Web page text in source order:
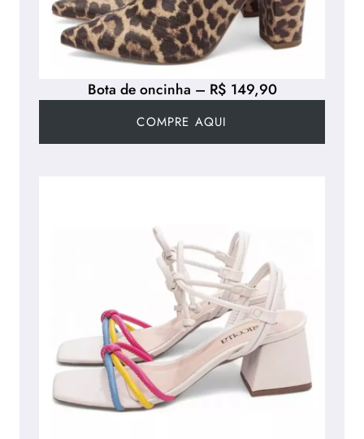
Bota de oncinha – R$ 149,90
COMPRE AQUI